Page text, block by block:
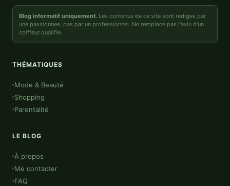
Blog informatif uniquement. Les contenus de ce site sont rediges par
une passionnee, pas par un professionnel. Ne remplace pas l'avis d'un
coiffeur qualifie.
THÉMATIQUES
Mode & Beauté
Shopping
Parentalité
LE BLOG
À propos
Me contacter
FAQ